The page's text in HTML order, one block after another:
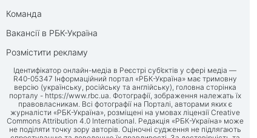
Команда
Вакансії в РБК-Україна
Розмістити рекламу
Ідентифікатор онлайн-медіа в Реєстрі суб’єктів у сфері медіа —
R40-05347 Інформаційний портал «РБК-Україна» має тримовну
версію (українську, російську та англійську), головна сторінка
порталу - https://www.rbc.ua. Фотографії, зображення належать їх
правовласникам. Всі фотографії на Порталі, авторами яких є
журналісти «РБК-Україна», розміщені на умовах ліцензії Creative
Commons Attribution 4.0 International. Редакція «РБК-Україна» може
не поділяти точку зору авторів. Оціночні судження не підлягають